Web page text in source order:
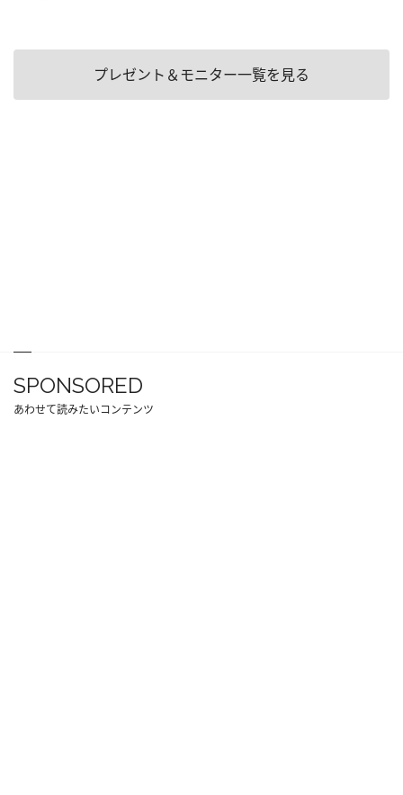
プレゼント＆モニター一覧を見る
SPONSORED
あわせて読みたいコンテンツ